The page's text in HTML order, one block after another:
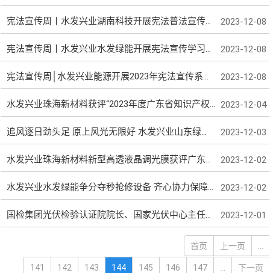
宪法宣传周丨水发兴业湖南科技开展宪法普法宣传活动 2023-12-08
宪法宣传周丨水发兴业水发绿能开展宪法宣传学习活动 2023-12-08
宪法宣传周│水发兴业能源开展2023年宪法宣传系列活动 2023-12-08
水发兴业珠海新材料获评“2023年度广东省知识产权示范企业” 2023-12-04
追风逐日劲头足 原上风光无限好 水发兴业山东绿碳点燃“绿电”引擎 2023-12-03
水发兴业珠海新材料新型高透液晶调光膜获评广东省名优高新技术产品 2023-12-02
水发兴业水发绿能争分夺秒抢修设备 齐心协力保障发电 2023-12-02
国检集团光伏检验认证院院长、国家光伏中心主任王冬一行到访水发兴业齐鲁热力 2023-12-01
首页 上一页
141 142 143 144 145 146 147 下一页